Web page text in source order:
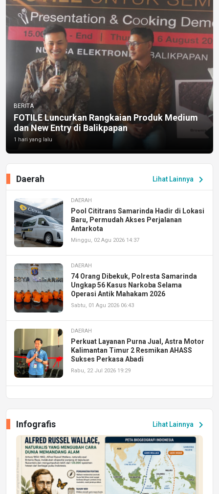
BERITA
FOTILE Luncurkan Rangkaian Produk Medium
dan New Entry di Balikpapan
1 hari yang lalu
Lihat Lainnya chevron_right
Daerah
DAERAH
Pool Cititrans Samarinda Hadir di Lokasi
Baru, Permudah Akses Perjalanan
Antarkota
Minggu, 02 Agu 2026 14:37
DAERAH
74 Orang Dibekuk, Polresta Samarinda
Ungkap 56 Kasus Narkoba Selama
Operasi Antik Mahakam 2026
Sabtu, 01 Agu 2026 06:43
DAERAH
Perkuat Layanan Purna Jual, Astra Motor
Kalimantan Timur 2 Resmikan AHASS
Sukses Perkasa Abadi
Rabu, 22 Jul 2026 19:29
Peluang Kerja dan Magang
Jumat, 17 Jul 2026 22:30
DAERAH
Astra Motor Kalimantan Timur 2 Dukung
Mahasiswa Samarinda dalam Astra
Honda SDGs Future Leaders 2026
Lihat Lainnya chevron_right
Infografis